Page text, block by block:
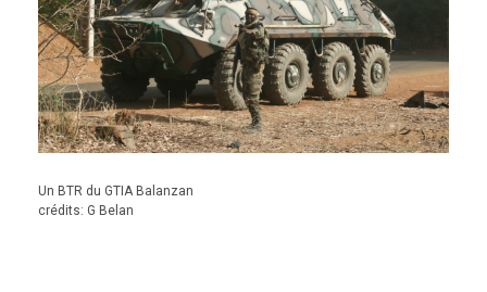
Un BTR du GTIA Balanzan
crédits: G Belan